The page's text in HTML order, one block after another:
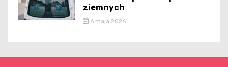
ziemnych
6 maja 2026